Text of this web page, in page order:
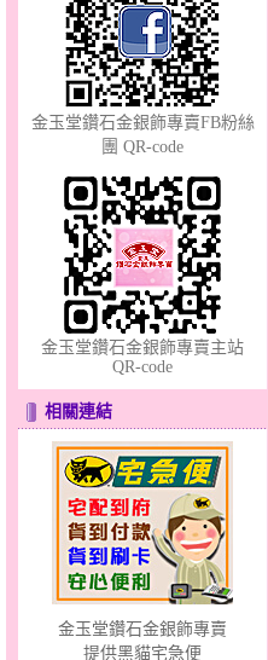
幸福洋溢～金銀鋼套鍊
金玉堂鑽石金銀飾專賣FB粉絲
團 QR-code
金玉堂鑽石金銀飾專賣主站
QR-code
相關連結
金玉堂鑽石金銀飾專賣
提供黑貓宅急便